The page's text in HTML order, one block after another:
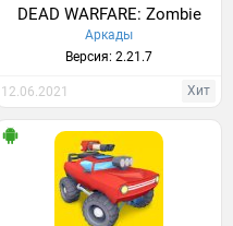
DEAD WARFARE: Zombie
Аркады
Версия: 2.21.7
12.06.2021 Хит